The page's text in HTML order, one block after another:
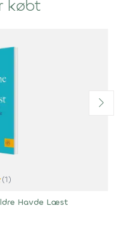
købt
(1)
Havde Læst